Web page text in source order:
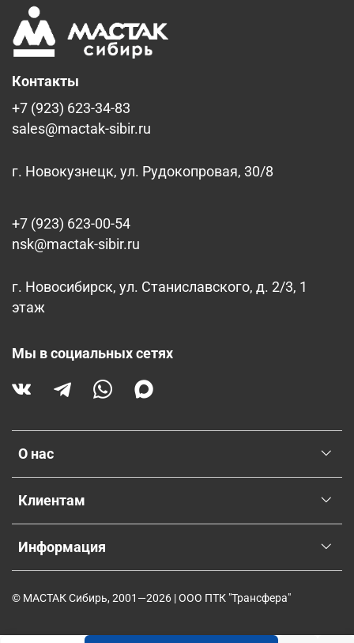
О нас
Клиентам
Информация
Контакты
+7 (923) 623-34-83
sales@mactak-sibir.ru
г. Новокузнецк, ул. Рудокопровая, 30/8
+7 (923) 623-00-54
nsk@mactak-sibir.ru
г. Новосибирск, ул. Станиславского, д. 2/3, 1
этаж
Мы в социальных сетях
© МАСТАК Сибирь, 2001—2026 | ООО ПТК "Трансфера"